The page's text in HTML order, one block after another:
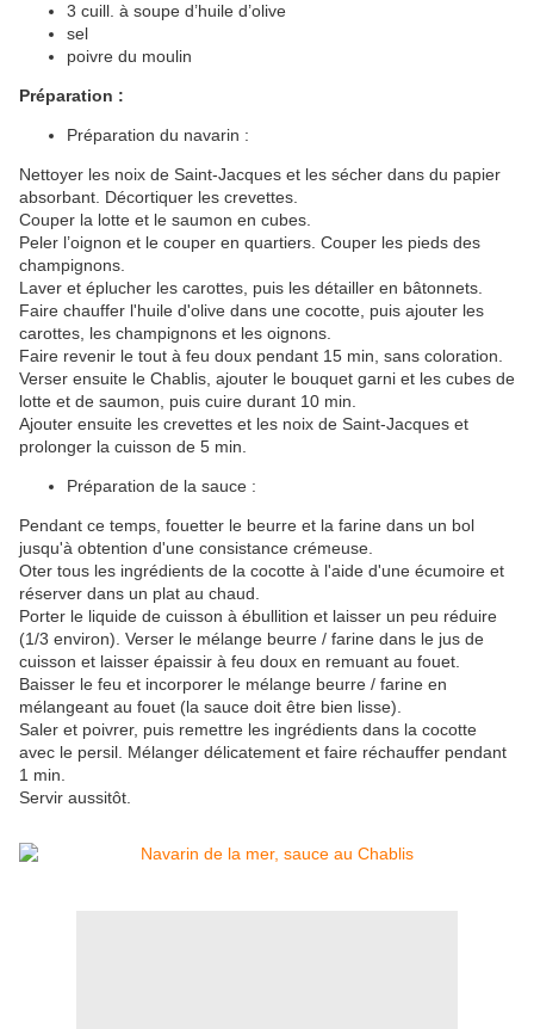
3 cuill. à soupe d’huile d’olive
sel
poivre du moulin
Préparation :
Préparation du navarin :
Nettoyer les noix de Saint-Jacques et les sécher dans du papier
absorbant. Décortiquer les crevettes.
Couper la lotte et le saumon en cubes.
Peler l’oignon et le couper en quartiers. Couper les pieds des
champignons.
Laver et éplucher les carottes, puis les détailler en bâtonnets.
Faire chauffer l'huile d'olive dans une cocotte, puis ajouter les
carottes, les champignons et les oignons.
Faire revenir le tout à feu doux pendant 15 min, sans coloration.
Verser ensuite le Chablis, ajouter le bouquet garni et les cubes de
lotte et de saumon, puis cuire durant 10 min.
Ajouter ensuite les crevettes et les noix de Saint-Jacques et
prolonger la cuisson de 5 min.
Préparation de la sauce :
Pendant ce temps, fouetter le beurre et la farine dans un bol
jusqu'à obtention d'une consistance crémeuse.
Oter tous les ingrédients de la cocotte à l'aide d'une écumoire et
réserver dans un plat au chaud.
Porter le liquide de cuisson à ébullition et laisser un peu réduire
(1/3 environ). Verser le mélange beurre / farine dans le jus de
cuisson et laisser épaissir à feu doux en remuant au fouet.
Baisser le feu et incorporer le mélange beurre / farine en
mélangeant au fouet (la sauce doit être bien lisse).
Saler et poivrer, puis remettre les ingrédients dans la cocotte
avec le persil. Mélanger délicatement et faire réchauffer pendant
1 min.
Servir aussitôt.